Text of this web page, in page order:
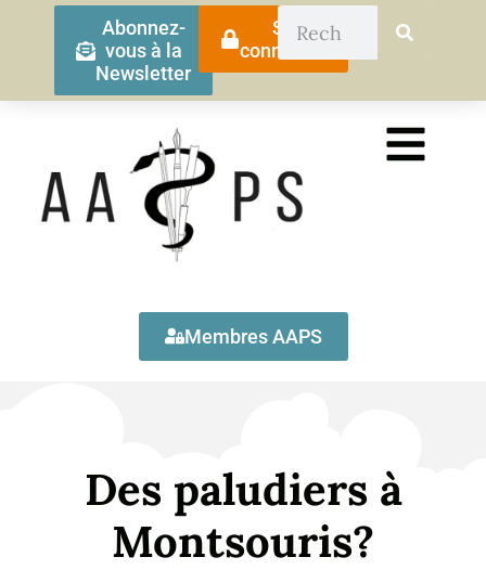
Abonnez-
vous à la
Newsletter
Se
connecter
Membres AAPS
Des paludiers à
Montsouris?